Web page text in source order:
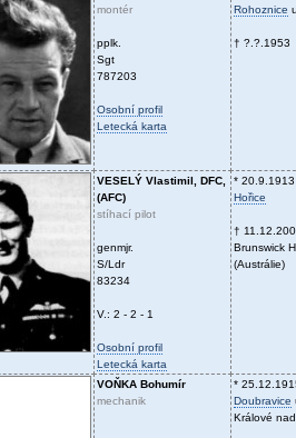
montér
pplk.
Sgt
787203
Osobní profil
Letecká karta
Rohoznice
† ?.?.1953
VESELÝ Vlastimil, DFC,
(AFC)
stíhací pilot
genmjr.
S/Ldr
83234
V.: 2 - 2 - 1
Osobní profil
Letecká karta
* 20.9.1913
Hořice
†
Brunswick
(Austrálie)
VOŇKA Bohumír
mechanik
*
Doubravice
Králové